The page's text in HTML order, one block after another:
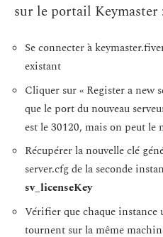
sur le portail Keymaster
Se connecter à
existant
Cliquer sur « Register a new
que le port du nouveau
est le 30120, mais on peut le
Récupérer la nouvelle clé
server.cfg de la seconde
sv_licenseKey
Vérifier que chaque
tournent sur la même